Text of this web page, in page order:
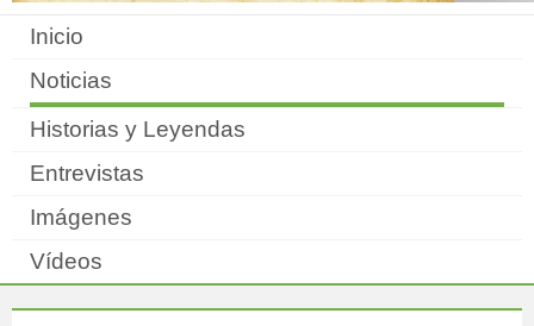
Inicio
Noticias
Historias y Leyendas
Entrevistas
Imágenes
Vídeos